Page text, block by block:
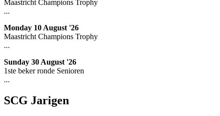
Maastricht Champions Trophy
...
Monday 10 August '26
Maastricht Champions Trophy
...
Sunday 30 August '26
1ste beker ronde Senioren
...
SCG Jarigen